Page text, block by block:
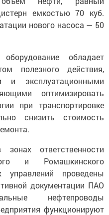
емкостью 70 куб.
нового насоса — 50
обладает
полезного действия,
и эксплуатационными
оптимизировать
при транспортировке
снизить стоимость
ответственности
и Ромашкинского
управлений проведены
документации ПАО
нефтепроводы
функционируют